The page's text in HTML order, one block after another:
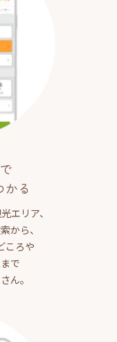
る
エリア、
から、
ころや
で
ん。